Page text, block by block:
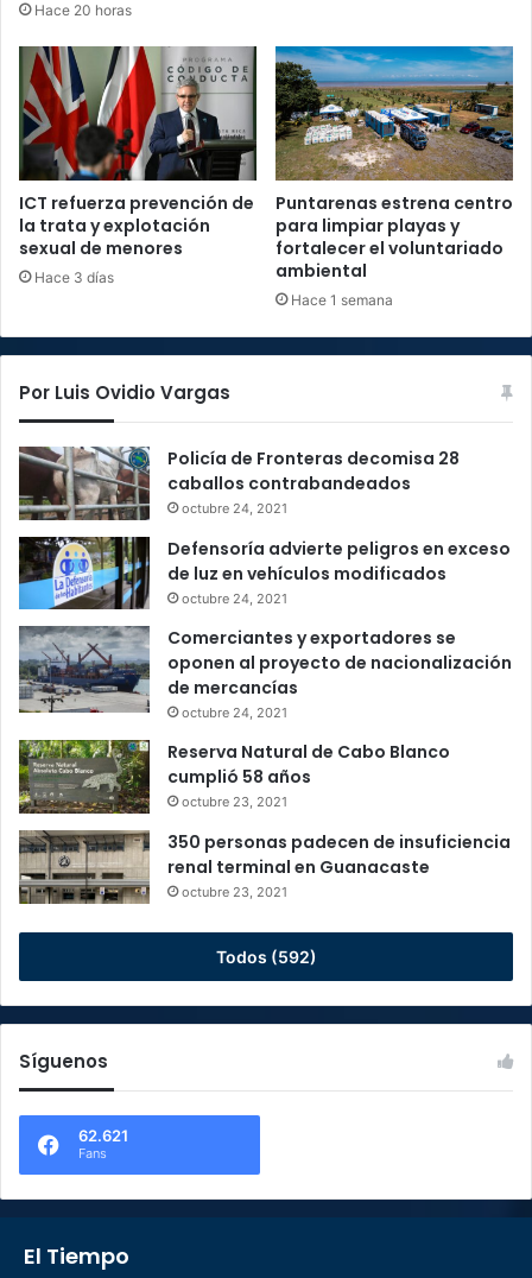
Hace 20 horas
ICT refuerza prevención de
la trata y explotación
sexual de menores
Hace 3 días
Puntarenas estrena centro
para limpiar playas y
fortalecer el voluntariado
ambiental
Hace 1 semana
Por Luis Ovidio Vargas
Policía de Fronteras decomisa 28
caballos contrabandeados
octubre 24, 2021
Defensoría advierte peligros en exceso
de luz en vehículos modificados
octubre 24, 2021
Comerciantes y exportadores se
oponen al proyecto de nacionalización
de mercancías
octubre 24, 2021
Reserva Natural de Cabo Blanco
cumplió 58 años
octubre 23, 2021
350 personas padecen de insuficiencia
renal terminal en Guanacaste
octubre 23, 2021
Todos (592)
Síguenos
62.621
Fans
El Tiempo